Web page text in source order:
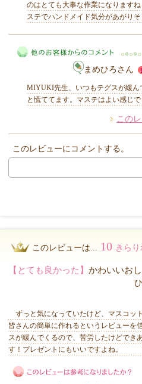
MIYUKI先生からのコメント
のはとても大事な作業になります
ステでハンドメイド気分があがり
他のお客様からのコメント
まめひろさん
MIYUKI先生、いつもテグスが緩ん
と慌ててます。マステはよい感じ
この
このレビューにコメントする。
このレビューは... 10 きらり
【とても良かった】 かわいいおし
ずっと気になっていたけど、マスコッ
皆さんの簡単に作れるというレビューを
スが緩んでくるので、苦労したけどでき
す！プレゼントにもいいですよね。